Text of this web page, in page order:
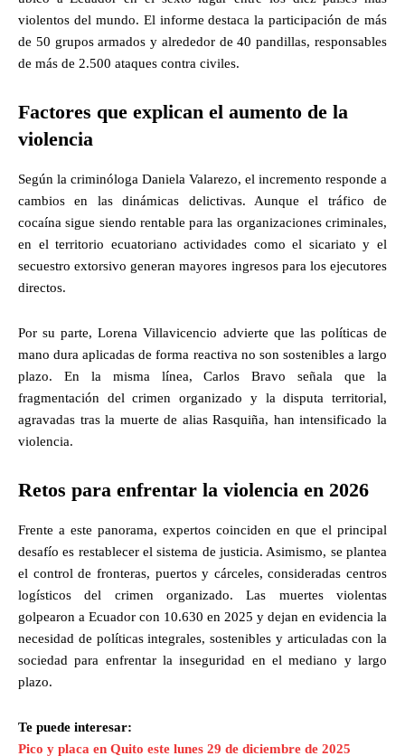
violentos del mundo. El informe destaca la participación de más
de 50 grupos armados y alrededor de 40 pandillas, responsables
de más de 2.500 ataques contra civiles.
Factores que explican el aumento de la
violencia
Según la criminóloga Daniela Valarezo, el incremento responde a
cambios en las dinámicas delictivas. Aunque el tráfico de
cocaína sigue siendo rentable para las organizaciones criminales,
en el territorio ecuatoriano actividades como el sicariato y el
secuestro extorsivo generan mayores ingresos para los ejecutores
directos.
Por su parte, Lorena Villavicencio advierte que las políticas de
mano dura aplicadas de forma reactiva no son sostenibles a largo
plazo. En la misma línea, Carlos Bravo señala que la
fragmentación del crimen organizado y la disputa territorial,
agravadas tras la muerte de alias Rasquiña, han intensificado la
violencia.
Retos para enfrentar la violencia en 2026
Frente a este panorama, expertos coinciden en que el principal
desafío es restablecer el sistema de justicia. Asimismo, se plantea
el control de fronteras, puertos y cárceles, consideradas centros
logísticos del crimen organizado. Las muertes violentas
golpearon a Ecuador con 10.630 en 2025 y dejan en evidencia la
necesidad de políticas integrales, sostenibles y articuladas con la
sociedad para enfrentar la inseguridad en el mediano y largo
plazo.
Te puede interesar:
Pico y placa en Quito este lunes 29 de diciembre de 2025